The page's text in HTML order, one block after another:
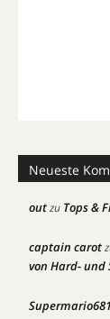
Neueste
outzu Tops &
captain carot
von Hard- und